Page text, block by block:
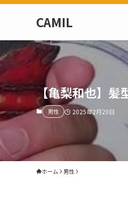
CAMIL
【亀梨和也】髪
男性 2025年2月20日
ホーム 男性